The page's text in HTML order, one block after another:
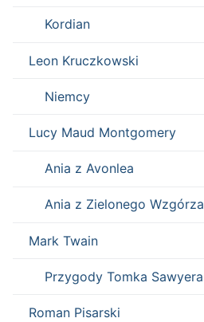
Kordian
Leon Kruczkowski
Niemcy
Lucy Maud Montgomery
Ania z Avonlea
Ania z Zielonego Wzgórza
Mark Twain
Przygody Tomka Sawyera
Roman Pisarski